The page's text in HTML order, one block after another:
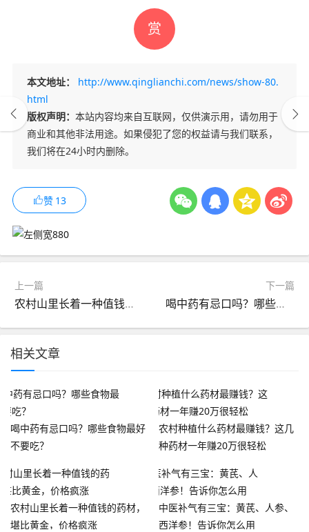
赏
本文地址：
http://www.qinglianchi.com/news/show-80.
html
版权声明： 本站内容均来自互联网，仅供演示用，请勿用于
商业和其他非法用途。如果侵犯了您的权益请与我们联系，
我们将在24小时内删除。
赞 13
上一篇
农村山里长着一种值钱的药材，堪比黄金，价格疯涨
下一篇
喝中药有忌口吗？哪些食物最好不要吃？
相关文章
喝中药有忌口吗？哪些食物最好
不要吃？
农村种植什么药材最赚钱？这几
种药材一年赚20万很轻松
农村山里长着一种值钱的药材，
堪比黄金，价格疯涨
中医补气有三宝：黄芪、人参、
西洋参！告诉你怎么用